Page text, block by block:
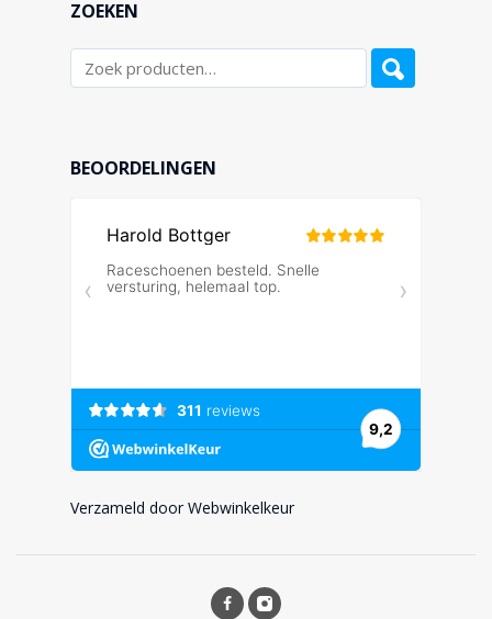
ZOEKEN
BEOORDELINGEN
Verzameld door Webwinkelkeur